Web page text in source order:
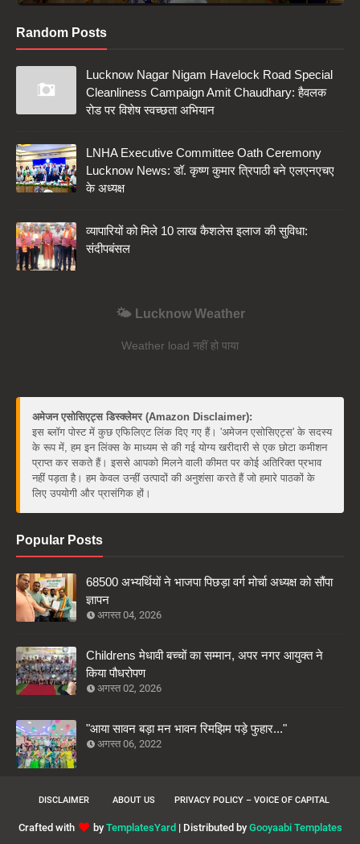
Random Posts
Lucknow Nagar Nigam Havelock Road Special
Cleanliness Campaign Amit Chaudhary: हैवलक
रोड पर विशेष स्वच्छता अभियान
LNHA Executive Committee Oath Ceremony
Lucknow News: डॉ. कृष्ण कुमार त्रिपाठी बने एलएनएचए
के अध्यक्ष
व्यापारियों को मिले 10 लाख कैशलेस इलाज की सुविधा:
संदीपबंसल
🌤️ Lucknow Weather
Weather load नहीं हो पाया
अमेजन एसोसिएट्स डिस्क्लेमर (Amazon Disclaimer):
इस ब्लॉग पोस्ट में कुछ एफिलिएट लिंक दिए गए हैं। 'अमेजन एसोसिएट्स' के सदस्य
के रूप में, हम इन लिंक्स के माध्यम से की गई योग्य खरीदारी से एक छोटा कमीशन
प्राप्त कर सकते हैं। इससे आपको मिलने वाली कीमत पर कोई अतिरिक्त प्रभाव
नहीं पड़ता है। हम केवल उन्हीं उत्पादों की अनुशंसा करते हैं जो हमारे पाठकों के
लिए उपयोगी और प्रासंगिक हों।
Popular Posts
68500 अभ्यर्थियों ने भाजपा पिछड़ा वर्ग मोर्चा अध्यक्ष को सौंपा
ज्ञापन
अगस्त 04, 2026
Childrens मेधावी बच्चों का सम्मान, अपर नगर आयुक्त ने
किया पौधरोपण
अगस्त 02, 2026
"आया सावन बड़ा मन भावन रिमझिम पड़े फुहार..."
अगस्त 06, 2022
DISCLAIMER ABOUT US PRIVACY POLICY – VOICE OF CAPITAL
Crafted with by TemplatesYard | Distributed by Gooyaabi Templates